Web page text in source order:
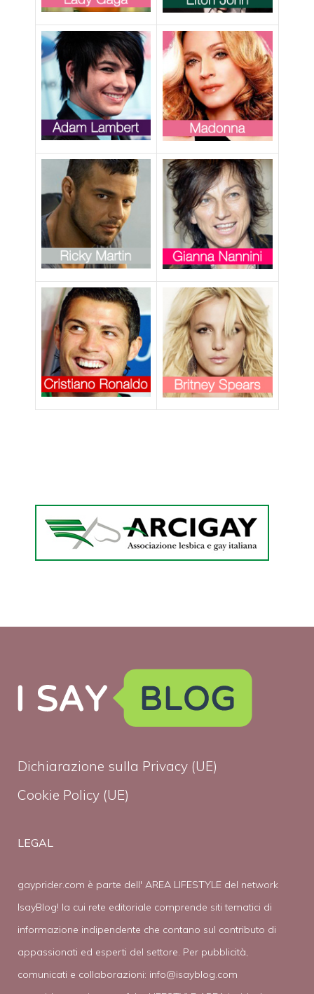
Dichiarazione sulla Privacy (UE)
Cookie Policy (UE)
LEGAL
gayprider.com è parte dell' AREA LIFESTYLE del network
IsayBlog! la cui rete editoriale comprende siti tematici di
informazione indipendente che contano sul contributo di
appassionati ed esperti del settore. Per pubblicità,
comunicati e collaborazioni: info@isayblog.com